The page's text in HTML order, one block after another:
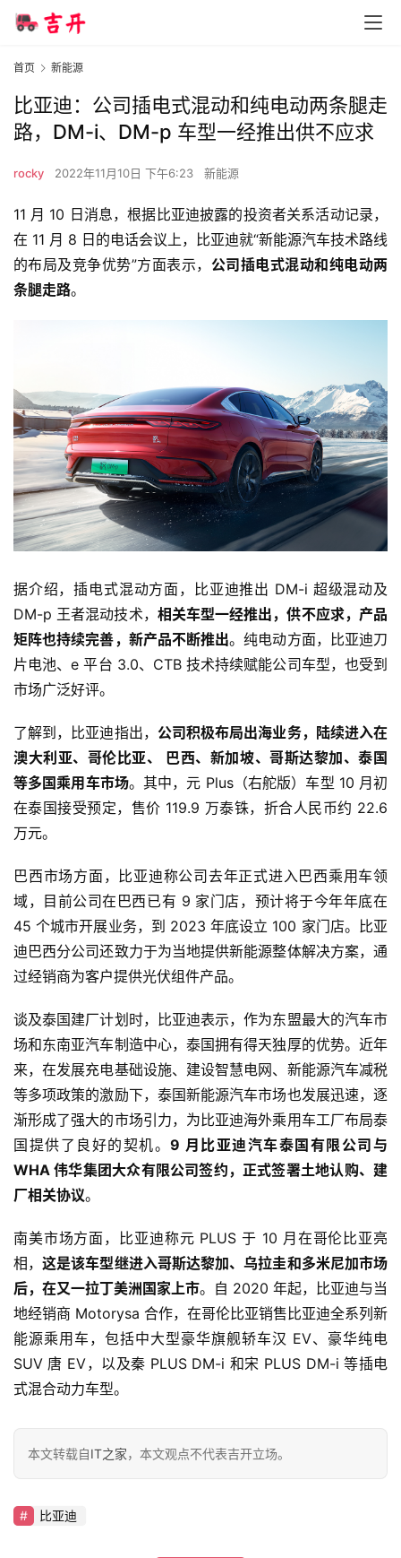
页
智
车
时
代
能
源
评
测
师
旅
登录 注册
首页 新能源
比亚迪：公司插电式混动和纯电动两条腿走
路，DM-i、DM-p 车型一经推出供不应求
rocky 2022年11月10日 下午6:23 新能源
11 月 10 日消息，根据比亚迪披露的投资者关系活动记录，
在 11 月 8 日的电话会议上，比亚迪就“新能源汽车技术路线
的布局及竞争优势”方面表示， 公司插电式混动和纯电动两
条腿走路。
据介绍，插电式混动方面，比亚迪推出 DM-i 超级混动及
DM-p 王者混动技术， 相关车型一经推出，供不应求，产品
矩阵也持续完善，新产品不断推出。纯电动方面，比亚迪刀
片电池、e 平台 3.0、CTB 技术持续赋能公司车型，也受到
市场广泛好评。
了解到，比亚迪指出， 公司积极布局出海业务，陆续进入在
澳大利亚、哥伦比亚、 巴西、新加坡、哥斯达黎加、泰国
等多国乘用车市场。其中，元 Plus（右舵版）车型 10 月初
在泰国接受预定，售价 119.9 万泰铢，折合人民币约 22.6
万元。
巴西市场方面，比亚迪称公司去年正式进入巴西乘用车领
域，目前公司在巴西已有 9 家门店，预计将于今年年底在
45 个城市开展业务，到 2023 年底设立 100 家门店。比亚
迪巴西分公司还致力于为当地提供新能源整体解决方案，通
过经销商为客户提供光伏组件产品。
谈及泰国建厂计划时，比亚迪表示，作为东盟最大的汽车市
场和东南亚汽车制造中心，泰国拥有得天独厚的优势。近年
来，在发展充电基础设施、建设智慧电网、新能源汽车减税
等多项政策的激励下，泰国新能源汽车市场也发展迅速，逐
渐形成了强大的市场引力，为比亚迪海外乘用车工厂布局泰
国提供了良好的契机。9 月比亚迪汽车泰国有限公司与
WHA 伟华集团大众有限公司签约，正式签署土地认购、建
厂相关协议。
南美市场方面，比亚迪称元 PLUS 于 10 月在哥伦比亚亮
相，这是该车型继进入哥斯达黎加、乌拉圭和多米尼加市场
后，在又一拉丁美洲国家上市。自 2020 年起，比亚迪与当
地经销商 Motorysa 合作，在哥伦比亚销售比亚迪全系列新
能源乘用车，包括中大型豪华旗舰轿车汉 EV、豪华纯电
SUV 唐 EV，以及秦 PLUS DM-i 和宋 PLUS DM-i 等插电
式混合动力车型。
本文转载自IT之家，本文观点不代表吉开立场。
比亚迪